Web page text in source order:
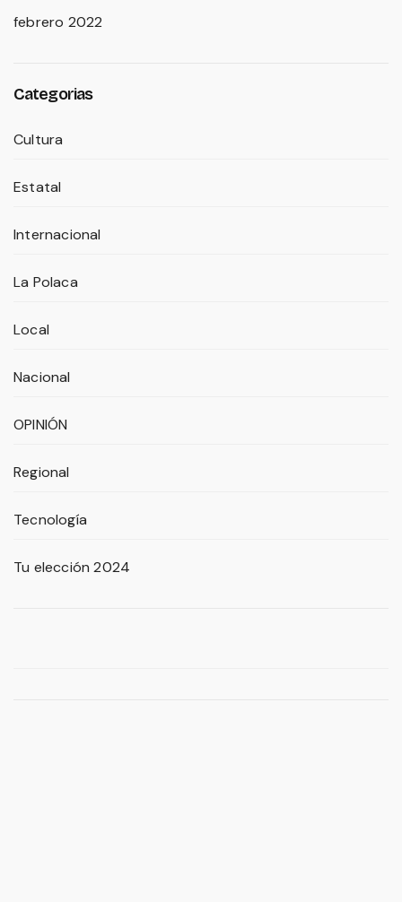
febrero 2022
Categorias
Cultura
Estatal
Internacional
La Polaca
Local
Nacional
OPINIÓN
Regional
Tecnología
Tu elección 2024